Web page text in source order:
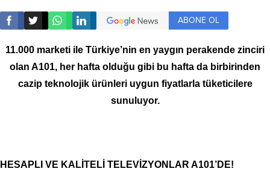
ABONE OL
11.000 marketi ile Türkiye’nin en yaygın perakende zinciri
olan A101, her hafta olduğu gibi bu hafta da birbirinden
cazip teknolojik ürünleri uygun fiyatlarla tüketicilere
sunuluyor.
HESAPLI VE KALİTELİ TELEVİZYONLAR A101’DE!